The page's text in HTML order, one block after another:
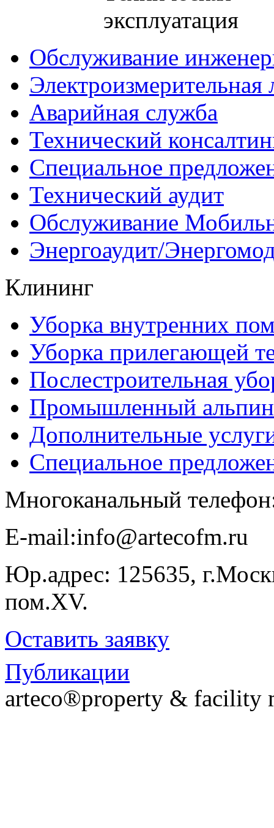
эксплуатация
Обслуживание
Электроизмерительная
Аварийная служба
Технический
Специальное
Технический аудит
Обслуживание
Энергоаудит/
Клининг
Уборка внутренних
Уборка прилегающей
Послестроительная
Промышленный
Дополнительные
Специальное
Многоканальный
E-​mail:info@artecofm.ru
Юр.адрес: 125635,
пом.XV.
Оставить заявку
Публикации
arteco®property & facility